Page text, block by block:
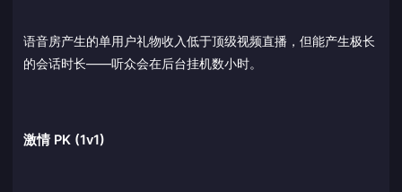
语音房产生的单用户礼物收入低于顶级视频直播，但能产生极长
的会话时长——听众会在后台挂机数小时。
激情 PK (1v1)